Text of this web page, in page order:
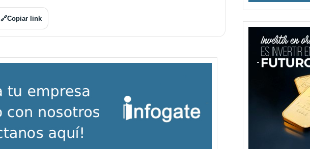
🔗Copiar link